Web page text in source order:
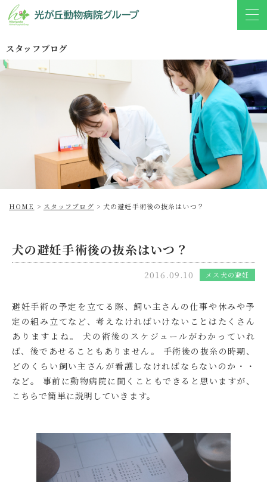
スタッフブログ
HOME > スタッフブログ >犬の避妊手術後の抜糸はいつ？
犬の避妊手術後の抜糸はいつ？
2016.09.10 メス犬の避妊
避妊手術の予定を立てる際、飼い主さんの仕事や休みや予
定の組み立てなど、考えなければいけないことはたくさん
ありますよね。 犬の術後のスケジュールがわかっていれ
ば、後であせることもありません。 手術後の抜糸の時期、
どのくらい飼い主さんが看護しなければならないのか・・
など。 事前に動物病院に聞くこともできると思いますが、
こちらで簡単に説明していきます。